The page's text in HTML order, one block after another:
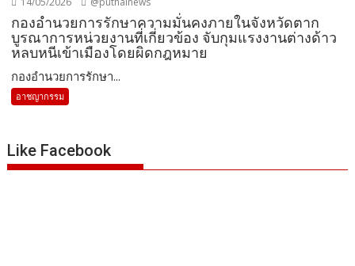
กองอำนวยการรักษาความมั่นคงภายในจังหวัดตาก
บูรณาการหน่วยงานที่เกี่ยวข้อง จับกุมแรงงานต่างด้าว
หลบหนีเข้าเมืองโดยผิดกฎหมาย
กองอำนวยการรักษา...
อาชญากรรม
Like Facebook